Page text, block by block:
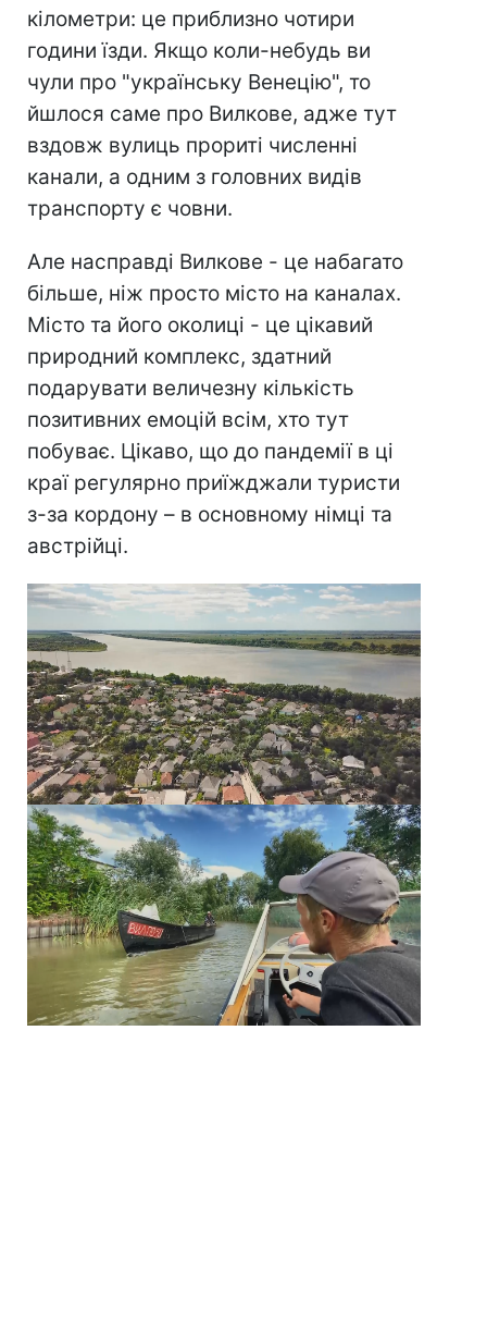
кілометри: це приблизно чотири
години їзди. Якщо коли-небудь ви
чули про "українську Венецію", то
йшлося саме про Вилкове, адже тут
вздовж вулиць прориті численні
канали, а одним з головних видів
транспорту є човни.
Але насправді Вилкове - це набагато
більше, ніж просто місто на каналах.
Місто та його околиці - це цікавий
природний комплекс, здатний
подарувати величезну кількість
позитивних емоцій всім, хто тут
побуває. Цікаво, що до пандемії в ці
краї регулярно приїжджали туристи
з-за кордону – в основному німці та
австрійці.